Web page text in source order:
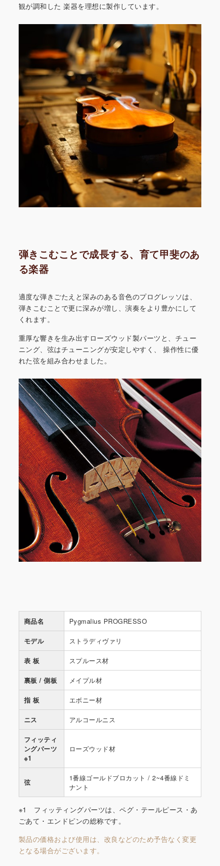
観が調和した 楽器を理想に製作しています。
弾きこむことで成長する、育て甲斐のあ
る楽器
適度な弾きごたえと深みのある音色のプログレッソは、
弾きこむことで更に深みが増し、演奏をより豊かにして
くれます。
重厚な響きを生み出すローズウッド製パーツと、チュー
ニング、弦はチューニングが安定しやすく、
操作性に優
れた弦を組み合わせました。
商品名 Pygmalius PROGRESSO
モデル ストラディヴァリ
表 板 スプルース材
裏板 / 側板 メイプル材
指 板 エボニー材
ニス アルコールニス
フィッティ
ングパーツ
※1
ローズウッド材
弦
1番線ゴールドブロカット / 2~4番線ドミ
ナント
※1 フィッティングパーツは、ペグ・テールピース・あ
ごあて・エンドピンの総称です。
製品の価格および使用は、改良などのため予告なく変更
となる場合がございます。